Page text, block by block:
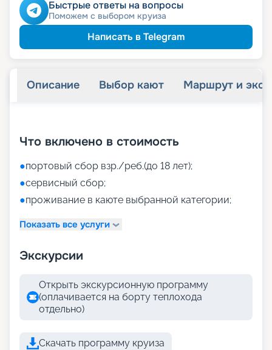
Быстрые ответы на вопросы
Поможем с выбором круиза
Написать в Telegram
Описание Выбор кают Маршрут и
Что включено в стоимость
●портовый сбор взр./реб.(до 18 лет);
●сервисный сбор;
●проживание в каюте выбранной категории;
Показать все услуги
Экскурсии
Открыть экскурсионную программу
(оплачивается на борту теплохода
отдельно)
Скачать программу круиза